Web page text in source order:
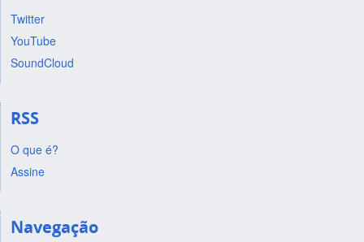
Twitter
YouTube
SoundCloud
RSS
O que é?
Assine
Navegação